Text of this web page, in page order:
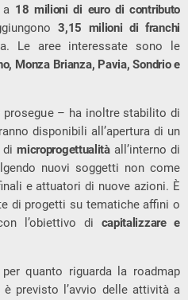
a 18 milioni di euro di contributo
3,15 milioni di franchi
Le aree interessate sono le
Monza Brianza, Pavia, Sondrio e
prosegue – ha inoltre stabilito di
disponibili all’apertura di un
dimicroprogettualitàall’interno di
nuovi soggetti non come
e attuatori di nuove azioni. È
di progetti su tematiche affini o
l’obiettivo di capitalizzare e
quanto riguarda la roadmap
è previsto l’avvio delle attività a